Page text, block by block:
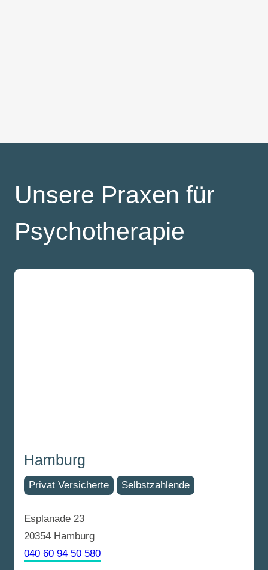
Unsere Praxen für
Psychotherapie
Hamburg
Privat Versicherte Selbstzahlende
Esplanade 23
20354 Hamburg
040 60 94 50 580